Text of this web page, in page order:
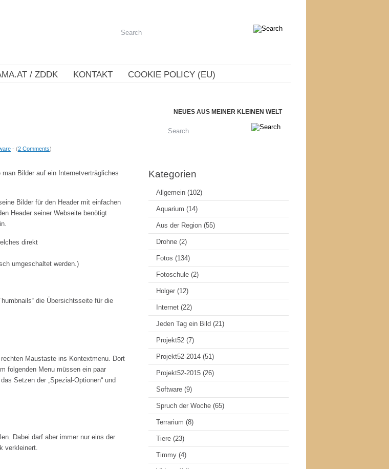
/ ZDDK KONTAKT COOKIE POLICY (EU)
NEUES AUS MEINER KLEINEN WELT
- (2 Comments)
man Bilder auf ein Internetverträgliches
Bilder für den Header mit einfachen
Header seiner Webseite benötigt
direkt
umgeschaltet werden.)
die Übersichtsseite für die
Maustaste ins Kontextmenu. Dort
folgenden Menu müssen ein paar
Setzen der „Spezial-Optionen“ und
Dabei darf aber immer nur eins der
verkleinert.
Kategorien
Allgemein (102)
Aquarium (14)
Aus der Region (55)
Drohne (2)
Fotos (134)
Fotoschule (2)
Holger (12)
Internet (22)
Jeden Tag ein Bild (21)
Projekt52 (7)
Projekt52-2014 (51)
Projekt52-2015 (26)
Software (9)
Spruch der Woche (65)
Terrarium (8)
Tiere (23)
Timmy (4)